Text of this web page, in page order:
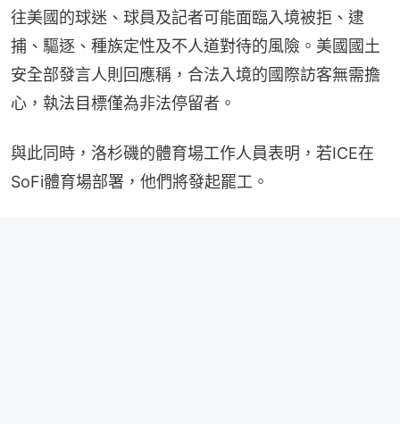
往美國的球迷、球員及記者可能面臨入境被拒、逮
捕、驅逐、種族定性及不人道對待的風險。美國國土
安全部發言人則回應稱，合法入境的國際訪客無需擔
心，執法目標僅為非法停留者。
與此同時，洛杉磯的體育場工作人員表明，若ICE在
SoFi體育場部署，他們將發起罷工。